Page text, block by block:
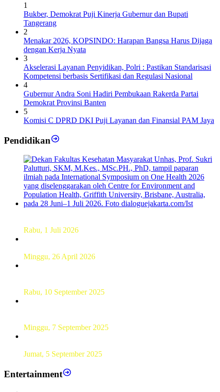
1
Bukber, Demokrat Puji Kinerja Gubernur dan Bupati
Tangerang
2
Menakar 2026, KOPSINDO: Harapan Bangsa Harus Dijaga
dengan Kerja Nyata
3
Akselerasi Layanan Penyidikan, Polri : Pastikan Standarisasi
Kompetensi berbasis Sertifikasi dan Regulasi Nasional
4
Gubernur Andra Soni Hadiri Pembukaan Rakerda Partai
Demokrat Provinsi Banten
5
Komisi C DPRD DKI Puji Layanan dan Finansial PAM Jaya
Pendidikan
Rabu, 1 Juli 2026
Minggu, 26 April 2026
Rabu, 10 September 2025
Minggu, 7 September 2025
Jumat, 5 September 2025
Entertainment